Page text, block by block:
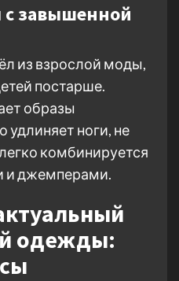
завышенной
из взрослой моды,
постарше.
образы
удлиняет ноги, не
комбинируется
и джемперами.
одежды: